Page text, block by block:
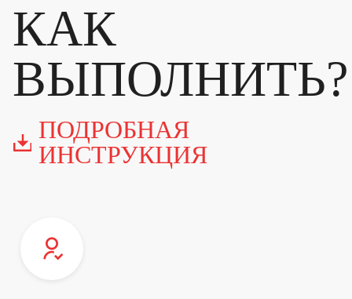
КАК
ВЫПОЛНИТЬ?
ПОДРОБНАЯ
ИНСТРУКЦИЯ